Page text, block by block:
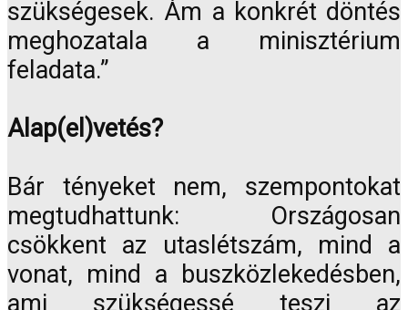
szükségesek. Ám a konkrét döntés
meghozatala a minisztérium
feladata.”
Alap(el)vetés?
Bár tényeket nem, szempontokat
megtudhattunk: Országosan
csökkent az utaslétszám, mind a
vonat, mind a buszközlekedésben,
ami szükségessé teszi az